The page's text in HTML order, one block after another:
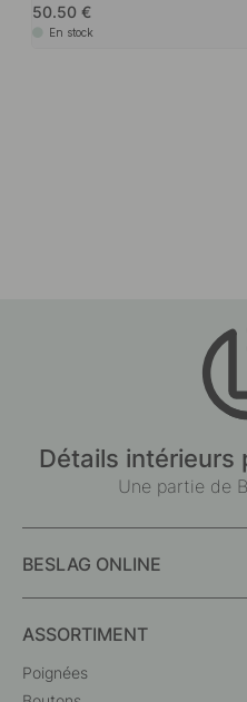
50.50
En stock
Détails intérieurs
Une partie de
BESLAG ONLINE
ASSORTIMENT
Poignées